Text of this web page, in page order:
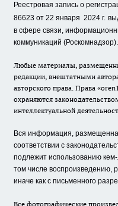
Реестровая запись о
86623 от 22 января 2024 г.
в сфере связи,
коммуникаций (Роскомнадзор).
Любые материалы,
редакции, внештатными
авторского права. Права
охраняются
интеллектуальной
Вся информация,
соответствии с
подлежит использованию
том числе воспроизведению,
иначе как с письменного
Все фотографические